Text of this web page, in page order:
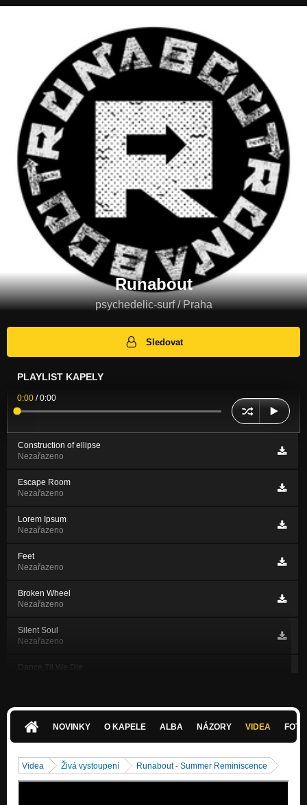
Runabout
psychedelic-surf / Praha
Sledovat
PLAYLIST KAPELY
0:00 /0:00
Construction of ellipse
Nezařazeno
Escape Room
Nezařazeno
Lorem Ipsum
Nezařazeno
Feet
Nezařazeno
Broken Wheel
Nezařazeno
Silent Soul
Nezařazeno
Dance Til We Die
Funeral Flowers
Misery
NOVINKY O KAPELE ALBA NÁZORY VIDEA
Videa Živá vystoupení Runabout - Summer Reminiscence